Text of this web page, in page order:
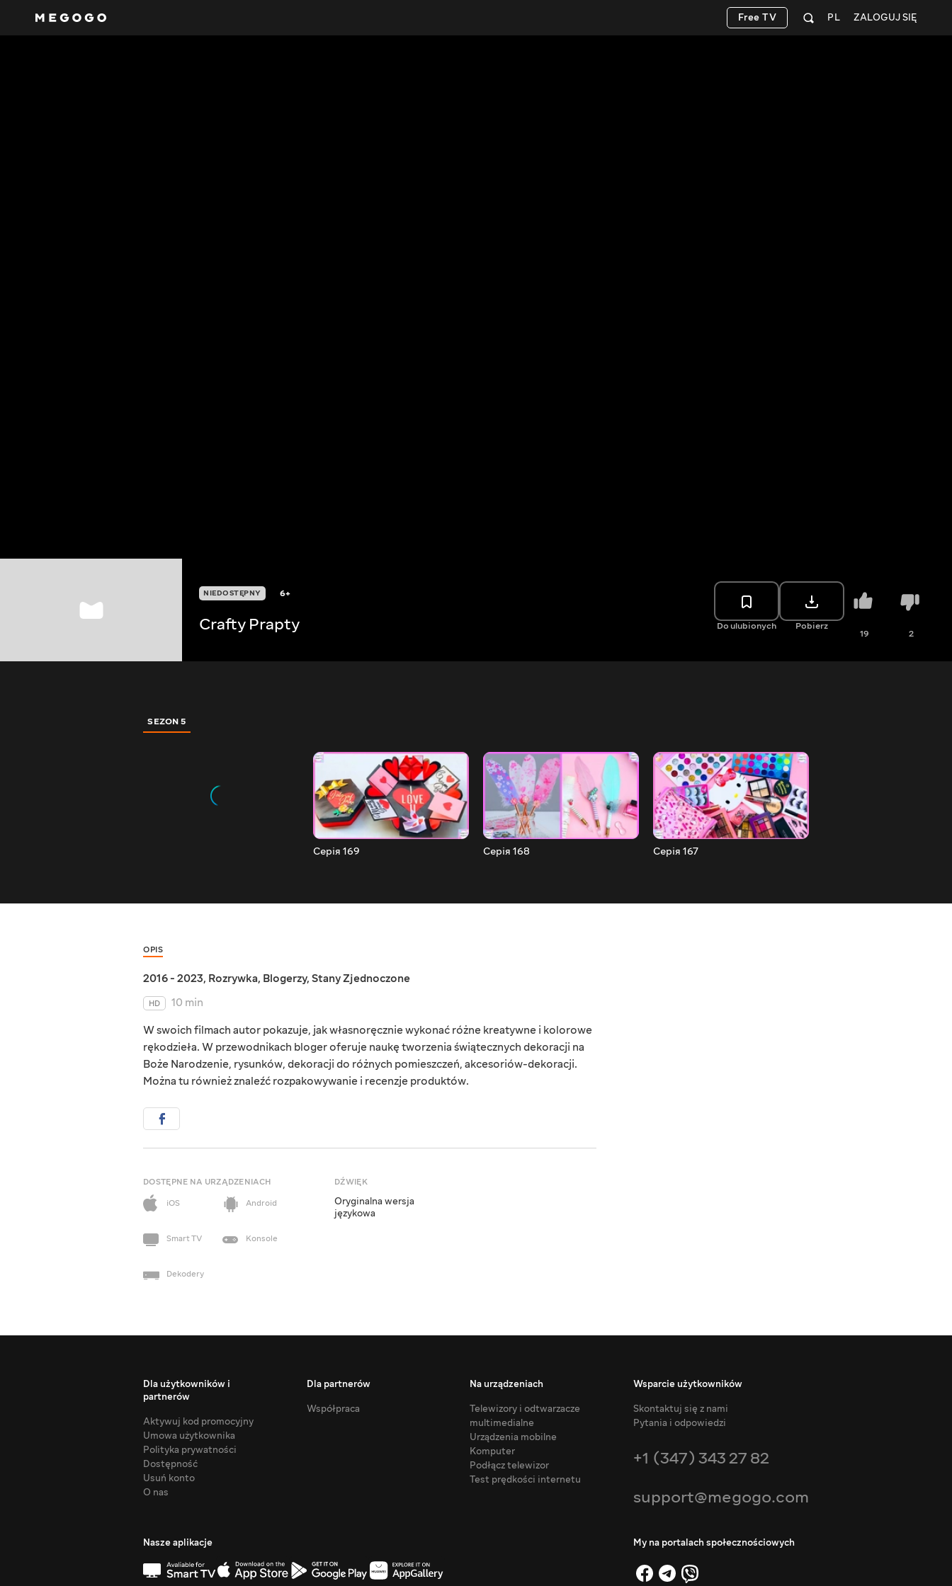
ZALOGUJ SIĘ
PL
Free TV
NIEDOSTĘPNY 6+
Crafty Prapty Do ulubionych Pobierz
19 2
SEZON 5
Серія 169 Серія 168 Серія 167
OPIS
2016 - 2023, Rozrywka, Blogerzy, Stany Zjednoczone
HD
10 min
W swoich filmach autor pokazuje, jak własnoręcznie wykonać różne kreatywne i kolorowe
rękodzieła. W przewodnikach bloger oferuje naukę tworzenia świątecznych dekoracji na
Boże Narodzenie, rysunków, dekoracji do różnych pomieszczeń, akcesoriów-dekoracji.
Można tu również znaleźć rozpakowywanie i recenzje produktów.
DOSTĘPNE NA URZĄDZENIACH
iOS
Android
Smart TV Konsole
Dekodery
DŹWIĘK
Oryginalna wersja
językowa
Dla użytkowników i
partnerów
Aktywuj kod promocyjny
Umowa użytkownika
Polityka prywatności
Dostępność
Usuń konto
O nas
Dla partnerów
Współpraca
Na urządzeniach
Telewizory i odtwarzacze
multimedialne
Urządzenia mobilne
Komputer
Podłącz telewizor
Test prędkości internetu
Wsparcie użytkowników
Skontaktuj się z nami
Pytania i odpowiedzi
+1 (347) 343 27 82
support@megogo.com
Nasze aplikacje My na portalach społecznościowych